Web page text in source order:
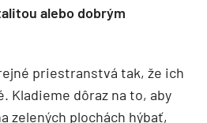
alebo dobrým
priestranstvá tak, že ich
Kladieme dôraz na to, aby
zelených plochách hýbať,